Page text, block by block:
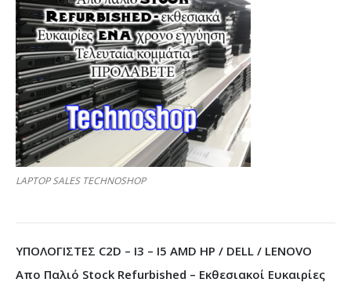
LAPTOP SALES TECHNOSHOP
ΥΠΟΛΟΓΙΣΤΕΣ C2D – I3 – I5 AMD HP / DELL / LENOVO
Απο Παλιό Stock Refurbished – Εκθεσιακοί Ευκαιρίες